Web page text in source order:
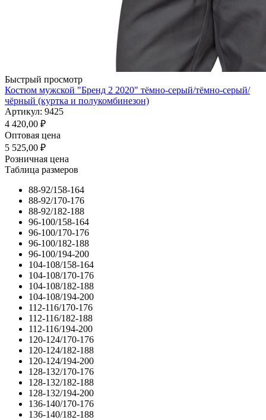
Быстрый просмотр
Костюм мужской "Бренд 2 2020" тёмно-серый/тёмно-серый/
чёрный (куртка и полукомбинезон)
Артикул: 9425
4 420,00 ₽
Оптовая цена
5 525,00 ₽
Розничная цена
Таблица размеров
88-92/158-164
88-92/170-176
88-92/182-188
96-100/158-164
96-100/170-176
96-100/182-188
96-100/194-200
104-108/158-164
104-108/170-176
104-108/182-188
104-108/194-200
112-116/170-176
112-116/182-188
112-116/194-200
120-124/170-176
120-124/182-188
120-124/194-200
128-132/170-176
128-132/182-188
128-132/194-200
136-140/170-176
136-140/182-188